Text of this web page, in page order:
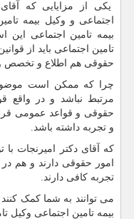
یکی از مزایایی که
اجتماعی و وکیل بیمه
بیمه تامین اجتماعی این
تامین اجتماعی باید از
حقوقی هم اطلاع و تخصص و
چرا که ممکن است موضوع
مرتبط نباشد و در واقع
حقوقی و قواعد عمومی
و تجربه داشته باشد.
که آقای دکتر امیرنجات
امور حقوقی دارند و هم
تجربه کافی دارند.
می توانند به شما کمک
بیمه تامین اجتماعی وکیل